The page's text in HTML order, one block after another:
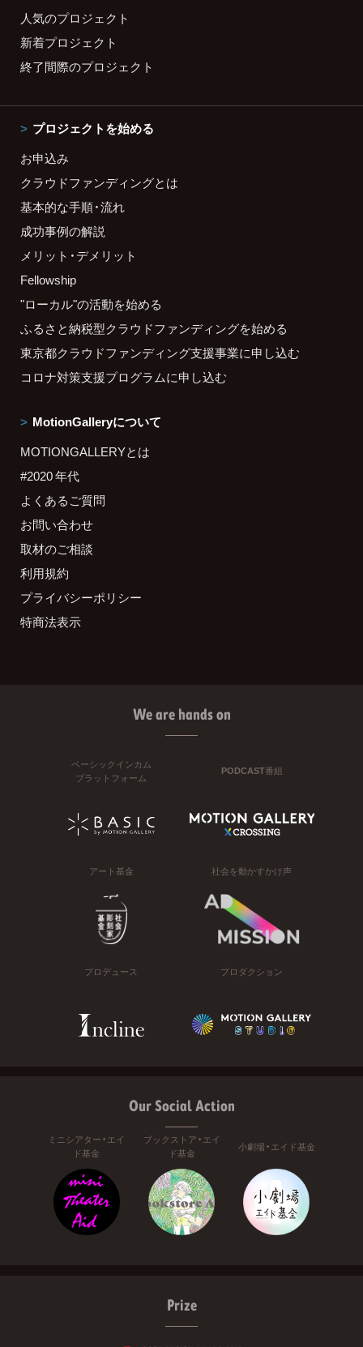
人気のプロジェクト
新着プロジェクト
終了間際のプロジェクト
プロジェクトを始める
お申込み
クラウドファンディングとは
基本的な手順・流れ
成功事例の解説
メリット・デメリット
Fellowship
"ローカル"の活動を始める
ふるさと納税型クラウドファンディングを始める
東京都クラウドファンディング支援事業に申し込む
コロナ対策支援プログラムに申し込む
MotionGalleryについて
MOTIONGALLERYとは
#2020 年代
よくあるご質問
お問い合わせ
取材のご相談
利用規約
プライバシーポリシー
特商法表示
We are hands on
ベーシックインカム
プラットフォーム
PODCAST番組
アート基金 社会を動かすかけ声
プロデュース プロダクション
Our Social Action
ミニシアター・エイ
ド基金
ブックストア・エイ
ド基金
小劇場・エイド基金
Prize